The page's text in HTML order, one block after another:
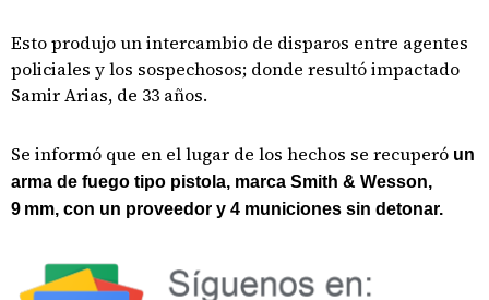
Esto produjo un intercambio de disparos entre agentes
policiales y los sospechosos; donde resultó impactado
Samir Arias, de 33 años.
Se informó que en el lugar de los hechos se recuperó un
arma de fuego tipo pistola, marca Smith & Wesson,
9 mm, con un proveedor y 4 municiones sin detonar.